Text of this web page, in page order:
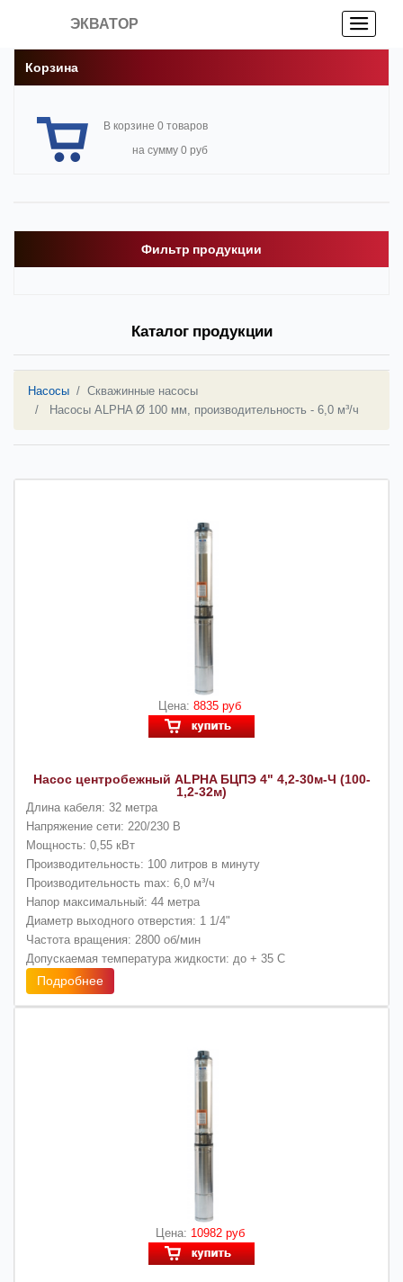
ЭКВАТОР
Корзина
В корзине 0 товаров
на сумму 0 руб
Фильтр продукции
Каталог продукции
Насосы
Скважинные насосы
Насосы ALPHA Ø 100 мм, производительность - 6,0 м³/ч
Цена: 8835 руб
Насос центробежный ALPHA БЦПЭ 4" 4,2-30м-Ч (100-
1,2-32м)
Длина кабеля: 32 метра
Напряжение сети: 220/230 В
Мощность: 0,55 кВт
Производительность: 100 литров в минуту
Производительность max: 6,0 м³/ч
Напор максимальный: 44 метра
Диаметр выходного отверстия: 1 1/4"
Частота вращения: 2800 об/мин
Допускаемая температура жидкости: до + 35 С
Подробнее
Цена: 10982 руб